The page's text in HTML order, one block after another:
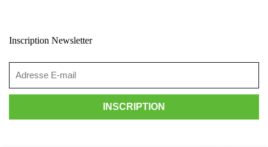
Inscription Newsletter